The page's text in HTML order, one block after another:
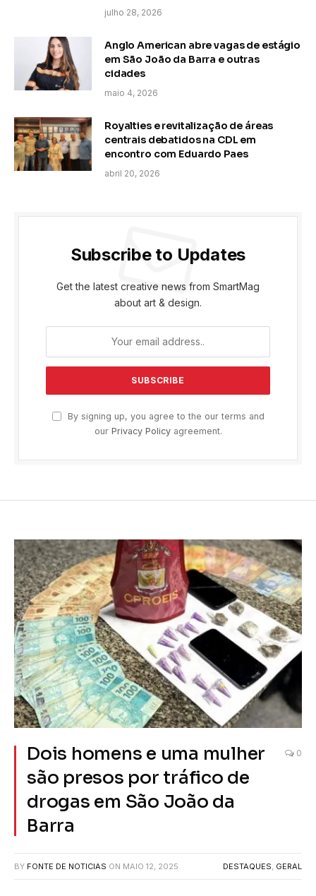
julho 28, 2026
Anglo American abre vagas de estágio
em São João da Barra e outras
cidades
maio 4, 2026
Royalties e revitalização de áreas
centrais debatidos na CDL em
encontro com Eduardo Paes
abril 20, 2026
Subscribe to Updates
Get the latest creative news from SmartMag
about art & design.
By signing up, you agree to the our terms and
our Privacy Policyagreement.
Dois homens e uma mulher
são presos por tráfico de
drogas em São João da
Barra
0
BY FONTE DE NOTICIAS ON MAIO 12, 2025 DESTAQUES GERAL